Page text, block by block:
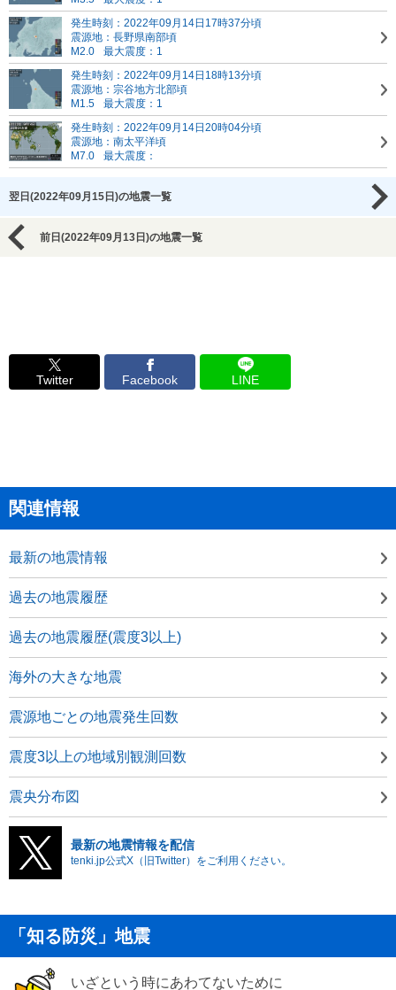
発生時刻：2022年09月14日17時37分頃
震源地：長野県南部頃
M2.0
最大震度：1
発生時刻：2022年09月14日18時13分頃
震源地：宗谷地方北部頃
M1.5
最大震度：1
発生時刻：2022年09月14日20時04分頃
震源地：南太平洋頃
M7.0
最大震度：
翌日(2022年09月15日)の地震一覧
前日(2022年09月13日)の地震一覧
Twitter Facebook LINE
関連情報
最新の地震情報
過去の地震履歴
過去の地震履歴(震度3以上)
海外の大きな地震
震源地ごとの地震発生回数
震度3以上の地域別観測回数
震央分布図
最新の地震情報を配信
tenki.jp公式X（旧Twitter）をご利用ください。
「知る防災」地震
いざという時にあわてないために